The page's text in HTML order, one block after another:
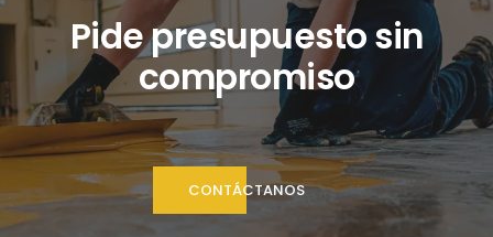
Pide presupuesto sin
compromiso
CONTÁCTANOS